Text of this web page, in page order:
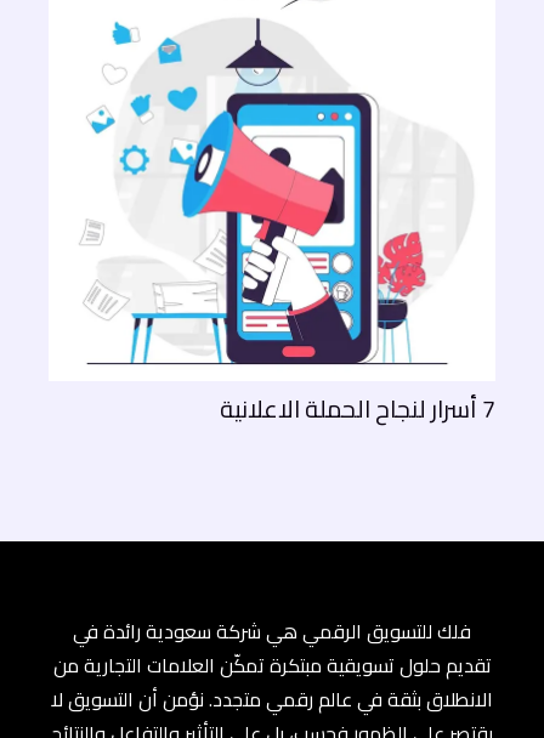
7 أسرار لنجاح الحملة الاعلانية
فلك للتسويق الرقمي هي شركة سعودية رائدة في
تقديم حلول تسويقية مبتكرة تمكّن العلامات التجارية من
الانطلاق بثقة في عالم رقمي متجدد. نؤمن أن التسويق لا